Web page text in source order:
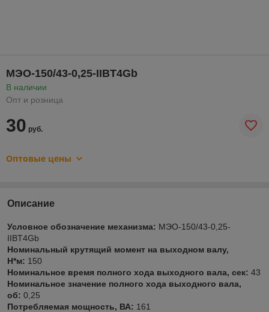
МЭО-150/43-0,25-IIBT4Gb
В наличии
Опт и розница
30 руб.
Оптовые цены
Описание
Условное обозначение механизма: МЭО-150/43-0,25-
IIBT4Gb
Номинальный крутящий момент на выходном валу,
Н*м: 150
Номинальное время полного хода выходного вала, сек: 43
Номинальное значение полного хода выходного вала,
об: 0,25
Потребляемая мощность, ВА: 161